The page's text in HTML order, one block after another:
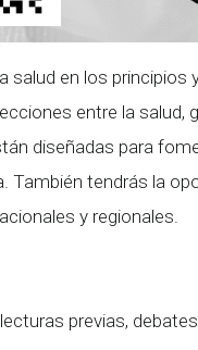
salud en los
entre la salud,
diseñadas para
También tendrás la
y regionales.
previas,